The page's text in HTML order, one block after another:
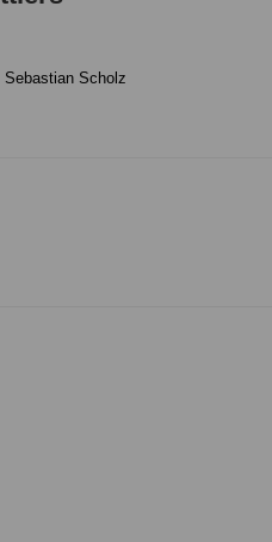
Sebastian Scholz